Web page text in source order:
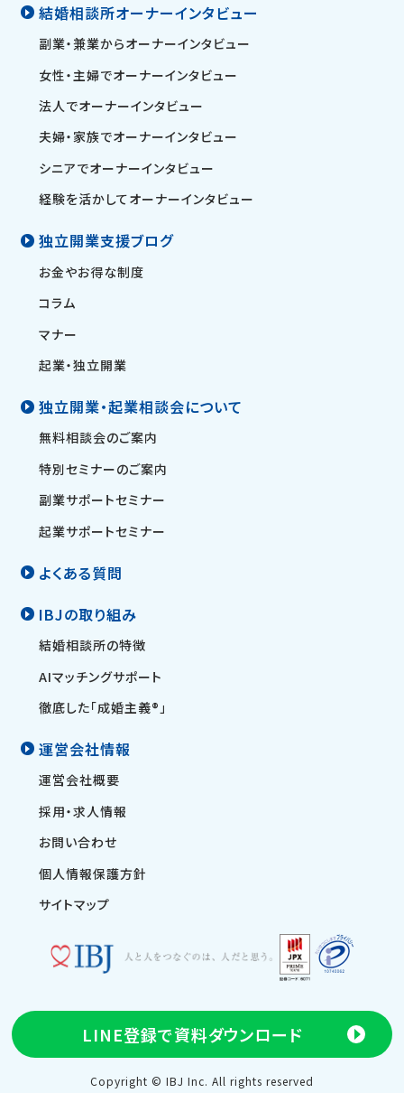
結婚相談所オーナーインタビュー
副業・兼業からオーナーインタビュー
女性・主婦でオーナーインタビュー
法人でオーナーインタビュー
夫婦・家族でオーナーインタビュー
シニアでオーナーインタビュー
経験を活かしてオーナーインタビュー
独立開業支援ブログ
お金やお得な制度
コラム
マナー
起業・独立開業
独立開業・起業相談会について
無料相談会のご案内
特別セミナーのご案内
副業サポートセミナー
起業サポートセミナー
よくある質問
IBJの取り組み
結婚相談所の特徴
AIマッチングサポート
徹底した「成婚主義®」
運営会社情報
運営会社概要
採用・求人情報
お問い合わせ
個人情報保護方針
サイトマップ
LINE登録で資料ダウンロード
Copyright © IBJ Inc. All rights reserved